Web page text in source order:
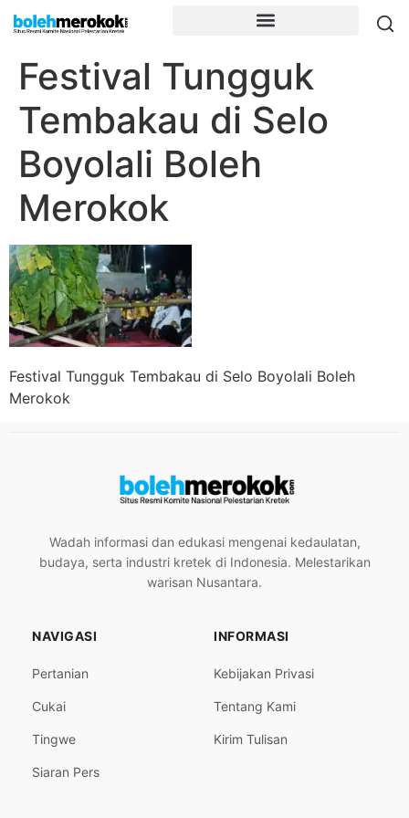
Festival Tungguk
Tembakau di Selo
Boyolali Boleh
Merokok
Festival Tungguk Tembakau di Selo Boyolali Boleh
Merokok
Wadah informasi dan edukasi mengenai kedaulatan,
budaya, serta industri kretek di Indonesia. Melestarikan
warisan Nusantara.
NAVIGASI
Pertanian
Cukai
Tingwe
Siaran Pers
INFORMASI
Kebijakan Privasi
Tentang Kami
Kirim Tulisan